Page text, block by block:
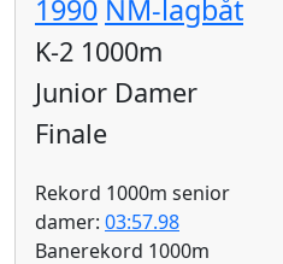
1990 NM-lagbåt
K-2 1000m
Junior Damer
Finale
Rekord 1000m senior
damer: 03:57.98
Banerekord 1000m